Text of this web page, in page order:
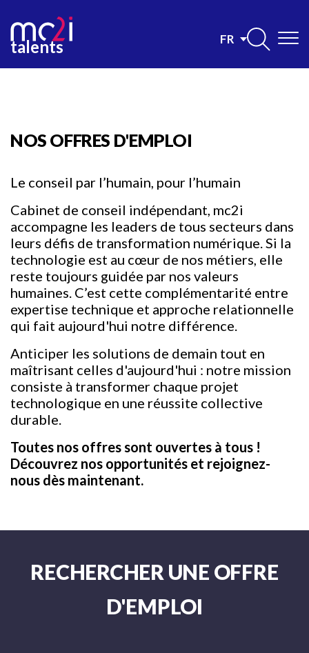
principal
Select
language
talents
Contenu
principalCette offre n'est plus en ligne.
NOS OFFRES D'EMPLOI
Le conseil par l’humain, pour l’humain
Cabinet de conseil indépendant, mc2i
accompagne les leaders de tous secteurs dans
leurs défis de transformation numérique. Si la
technologie est au cœur de nos métiers, elle
reste toujours guidée par nos valeurs
humaines. C’est cette complémentarité entre
expertise technique et approche relationnelle
qui fait aujourd'hui notre différence.
Anticiper les solutions de demain tout en
maîtrisant celles d'aujourd'hui : notre mission
consiste à transformer chaque projet
technologique en une réussite collective
durable.
Toutes nos offres sont ouvertes à tous !
Découvrez nos opportunités et rejoignez-
nous dès maintenant.
RECHERCHER UNE OFFRE
D'EMPLOI